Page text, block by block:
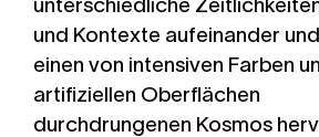
unterschiedliche
und Kontexte aufeinander
einen von intensiven Farben
artifiziellen Oberflächen
durchdrungenen Kosmos